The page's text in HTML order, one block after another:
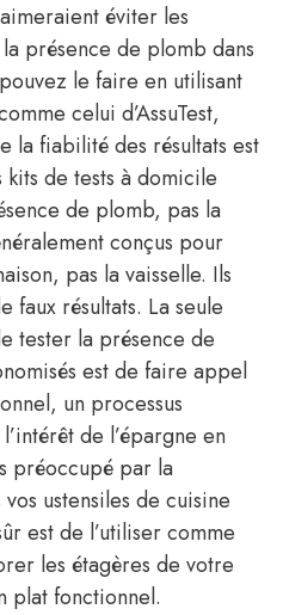
éviter les
présence de plomb dans
le faire en utilisant
celui d’AssuTest,
la fiabilité des résultats est
de tests à domicile
de plomb, pas la
conçus pour
pas la vaisselle. Ils
faux résultats. La seule
tester la présence de
est de faire appel
un processus
de l’épargne en
préoccupé par la
ustensiles de cuisine
est de l’utiliser comme
les étagères de votre
plat fonctionnel.